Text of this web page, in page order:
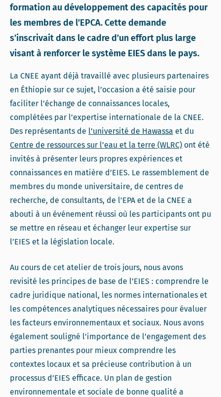
formation au développement des capacités pour
les membres de l’EPCA. Cette demande
s’inscrivait dans le cadre d’un effort plus large
visant à renforcer le système EIES dans le pays.
La CNEE ayant déjà travaillé avec plusieurs partenaires
en Éthiopie sur ce sujet, l’occasion a été saisie pour
faciliter l’échange de connaissances locales,
complétées par l’expertise internationale de la CNEE.
Des représentants de l’université de Hawassa et du
Centre de ressources sur l’eau et la terre (WLRC) ont été
invités à présenter leurs propres expériences et
connaissances en matière d’EIES. Le rassemblement de
membres du monde universitaire, de centres de
recherche, de consultants, de l’EPA et de la CNEE a
abouti à un événement réussi où les participants ont pu
se mettre en réseau et échanger leur expertise sur
l’EIES et la législation locale.
Au cours de cet atelier de trois jours, nous avons
revisité les principes de base de l’EIES : comprendre le
cadre juridique national, les normes internationales et
les compétences analytiques nécessaires pour évaluer
les facteurs environnementaux et sociaux. Nous avons
également souligné l’importance de l’engagement des
parties prenantes pour mieux comprendre les
contextes locaux et sa précieuse contribution à un
processus d’EIES efficace. Un plan de gestion
environnementale et sociale de bonne qualité a